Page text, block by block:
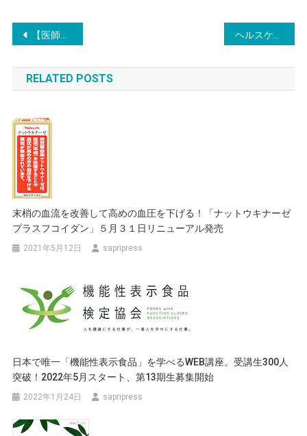
投
稿
ナ
ビ
ゲ
ー
シ
ョ
ン
【医師が選ぶ！肌年齢を左右する「最大の敵」ランキング】2人に1人が選んだ堂々の1位は？対策のカギは外からではなく「内から」
RELATED POSTS
末梢の血流を改善して高めの血圧を下げる！「ナットウキナーゼ
プラスフコイダン」５月３１日リニューアル発売
2021年5月12日 sapripress
日本で唯一「機能性表示食品」を学べるWEB講座。受講生300人
突破！2022年5月スタート、第13期生募集開始
2022年1月24日 sapripress